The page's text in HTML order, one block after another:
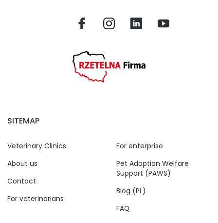
SITEMAP
Veterinary Clinics
About us
Contact
For veterinarians
For enterprise
Pet Adoption Welfare
Support (PAWS)
Blog (PL)
FAQ